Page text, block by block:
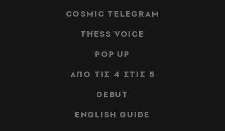
COSMIC TELEGRAM
THESS VOICE
POP UP
ΑΠΟ ΤΙΣ 4 ΣΤΙΣ 5
DEBUT
ENGLISH GUIDE